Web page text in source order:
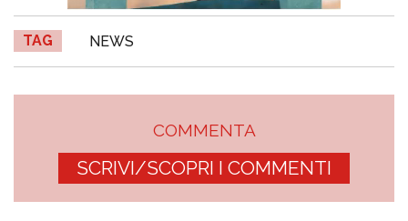
TAG NEWS
COMMENTA
SCRIVI/SCOPRI I COMMENTI